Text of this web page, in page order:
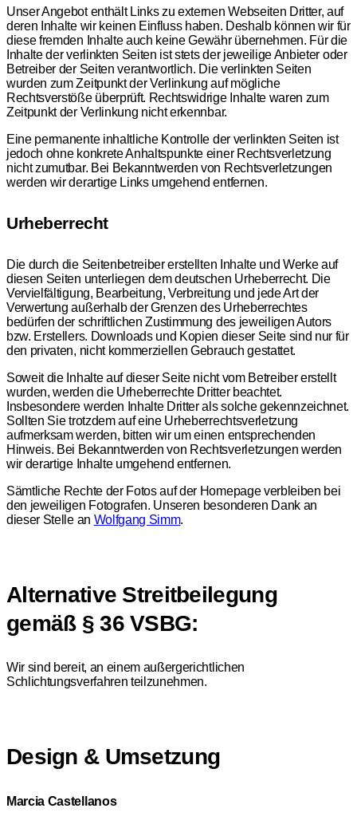
Unser Angebot enthält Links zu externen Webseiten Dritter, auf
deren Inhalte wir keinen Einfluss haben. Deshalb können wir für
diese fremden Inhalte auch keine Gewähr übernehmen. Für die
Inhalte der verlinkten Seiten ist stets der jeweilige Anbieter oder
Betreiber der Seiten verantwortlich. Die verlinkten Seiten
wurden zum Zeitpunkt der Verlinkung auf mögliche
Rechtsverstöße überprüft. Rechtswidrige Inhalte waren zum
Zeitpunkt der Verlinkung nicht erkennbar.
Eine permanente inhaltliche Kontrolle der verlinkten Seiten ist
jedoch ohne konkrete Anhaltspunkte einer Rechtsverletzung
nicht zumutbar. Bei Bekanntwerden von Rechtsverletzungen
werden wir derartige Links umgehend entfernen.
Urheberrecht
Die durch die Seitenbetreiber erstellten Inhalte und Werke auf
diesen Seiten unterliegen dem deutschen Urheberrecht. Die
Vervielfältigung, Bearbeitung, Verbreitung und jede Art der
Verwertung außerhalb der Grenzen des Urheberrechtes
bedürfen der schriftlichen Zustimmung des jeweiligen Autors
bzw. Erstellers. Downloads und Kopien dieser Seite sind nur für
den privaten, nicht kommerziellen Gebrauch gestattet.
Soweit die Inhalte auf dieser Seite nicht vom Betreiber erstellt
wurden, werden die Urheberrechte Dritter beachtet.
Insbesondere werden Inhalte Dritter als solche gekennzeichnet.
Sollten Sie trotzdem auf eine Urheberrechtsverletzung
aufmerksam werden, bitten wir um einen entsprechenden
Hinweis. Bei Bekanntwerden von Rechtsverletzungen werden
wir derartige Inhalte umgehend entfernen.
Sämtliche Rechte der Fotos auf der Homepage verbleiben bei
den jeweiligen Fotografen. Unseren besonderen Dank an
dieser Stelle an Wolfgang Simm.
Alternative Streitbeilegung
gemäß § 36 VSBG:
Wir sind bereit, an einem außergerichtlichen
Schlichtungsverfahren teilzunehmen.
Design & Umsetzung
Marcia Castellanos